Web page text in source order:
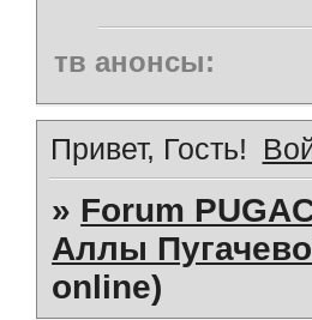
тв анонсы:
Привет, Гость!
» Forum
Аллы
online)